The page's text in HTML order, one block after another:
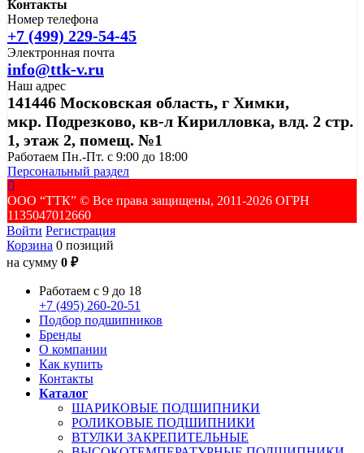
Контакты
Номер телефона
+7 (499) 229-54-45
Электронная почта
info@ttk-v.ru
Наш адрес
141446 Московская область, г Химки,
мкр. Подрезково, кв-л Кирилловка, влд. 2 стр.
1, этаж 2, помещ. №1
Работаем Пн.-Пт. с 9:00 до 18:00
Персональный раздел
ООО “ТТК” ©️ Все права защищены, 2011-2026 ОГРН
1135047012660
Войти Регистрация
Корзина 0 позиций
на сумму 0 ₽
Работаем с 9 до 18
+7 (495) 260-20-51
Подбор подшипников
Бренды
О компании
Как купить
Контакты
Каталог
ШАРИКОВЫЕ ПОДШИПНИКИ
РОЛИКОВЫЕ ПОДШИПНИКИ
ВТУЛКИ ЗАКРЕПИТЕЛЬНЫЕ